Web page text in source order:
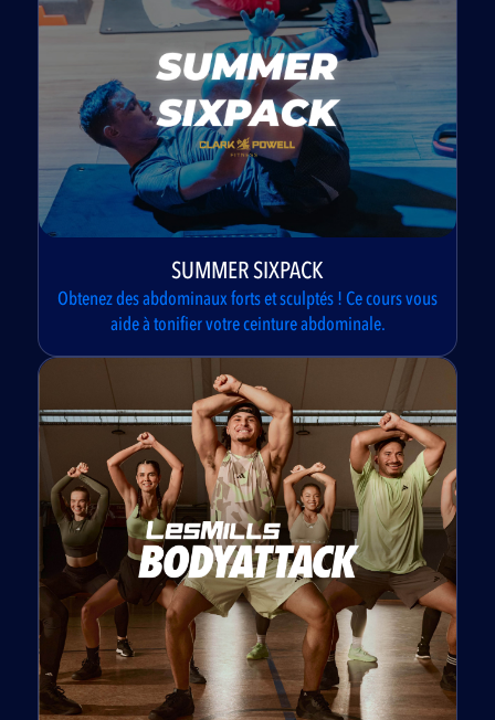
SUMMER SIXPACK
Obtenez des abdominaux forts et sculptés ! Ce cours vous
aide à tonifier votre ceinture abdominale.